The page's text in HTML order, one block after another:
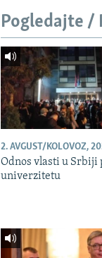
Pogledajte /
2. AVGUST/KOLOVOZ,
Odnos vlasti u Srbiji
univerzitetu